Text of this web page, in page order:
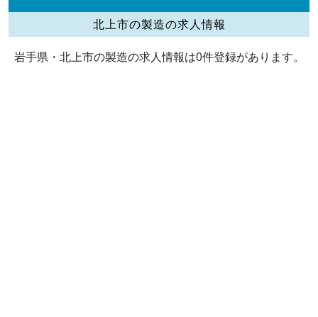
北上市の製造の求人情報
岩手県・北上市の製造の求人情報は0件登録があります。